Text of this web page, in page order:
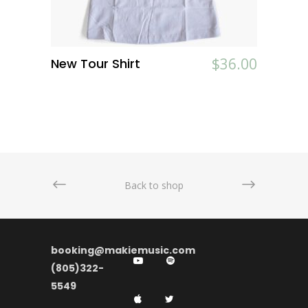
$36.00
ADD TO CART
New Tour Shirt $36.00
Back to shop
booking@makiemusic.com
(805)322-
5549